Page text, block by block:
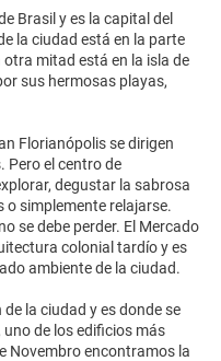
Brasil y es la capital del
la ciudad está en la parte
mitad está en la isla de
sus hermosas playas,
Florianópolis se dirigen
Pero el centro de
degustar la sabrosa
simplemente relajarse.
se debe perder. El Mercado
colonial tardío y es
ambiente de la ciudad.
la ciudad y es donde se
de los edificios más
Novembro encontramos la